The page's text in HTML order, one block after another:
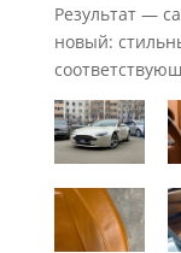
Результат —
новый: